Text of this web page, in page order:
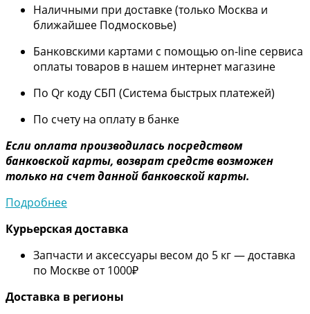
Наличными при доставке (только Москва и
ближайшее Подмосковье)
Банковскими картами с помощью on-line сервиса
оплаты товаров в нашем интернет магазине
По Qr коду СБП (Система быстрых платежей)
По счету на оплату в банке
Если оплата производилась посредством
банковской карты, возврат средств возможен
только на счет данной банковской карты.
Подробнее
Курьерская доставка
Запчасти и аксессуары весом до 5 кг — доставка
по Москве от 1000₽
Доставка в регионы